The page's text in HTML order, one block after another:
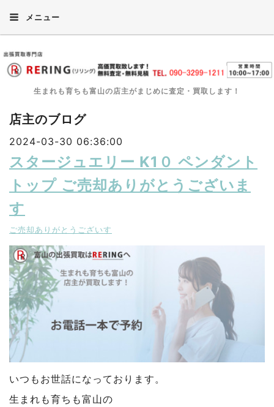
メニュー
生まれも育ちも富山の店主がまじめに査定・買取します！
店主のブログ
2024-03-30 06:36:00
スタージュエリー K1０ ペンダント
トップ ご売却ありがとうございま
す
ご売却ありがとうございす
いつもお世話になっております。
生まれも育ちも富山の